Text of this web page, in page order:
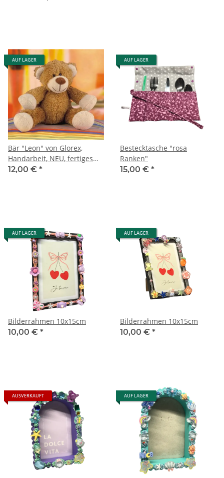
AUF LAGER
Bär "Leon" von Glorex,
Handarbeit, NEU, fertiges
Kuscheltier, Geschenk, Baby
12,00 € *
AUF LAGER
Bestecktasche "rosa
Ranken"
15,00 € *
AUF LAGER
Bilderrahmen 10x15cm
10,00 € *
AUF LAGER
Bilderrahmen 10x15cm
10,00 € *
AUSVERKAUFT AUF LAGER